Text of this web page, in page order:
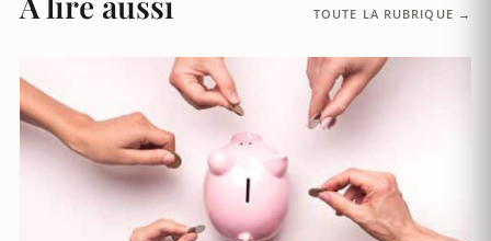
TOUTE LA RUBRIQUE →